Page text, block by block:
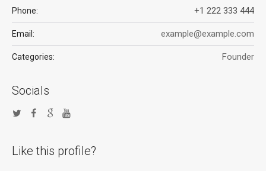
Phone: +1 222 333 444
Email: example@example.com
Categories: Founder
Socials
Like this profile?